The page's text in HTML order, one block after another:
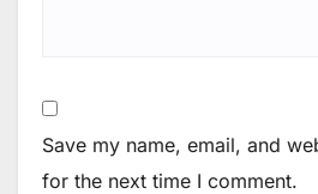
Save my name, email, and
for the next time I comment.